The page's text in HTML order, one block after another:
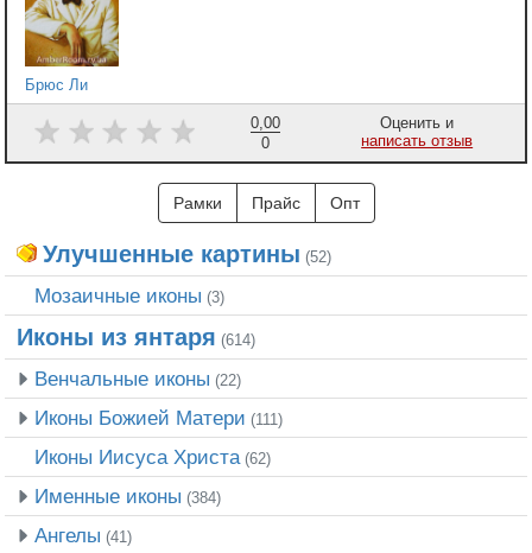
Брюс Ли
0,00
0
Оценить и
написать отзыв
Рамки Прайс Опт
Улучшенные картины (52)
Мозаичные иконы (3)
Иконы из янтаря (614)
Венчальные иконы (22)
Иконы Божией Матери (111)
Иконы Иисуса Христа(62)
Именные иконы (384)
Ангелы (41)